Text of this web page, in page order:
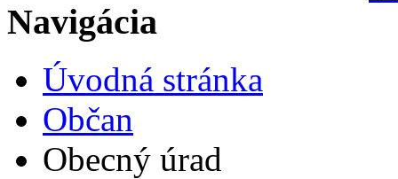
Navigácia
Úvodná stránka
Občan
Obecný úrad